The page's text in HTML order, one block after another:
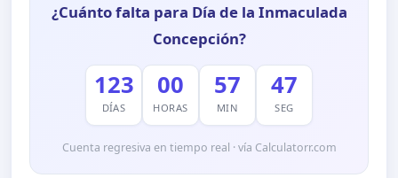
¿Cuánto falta para Día de la Inmaculada
Concepción?
123
DÍAS
00
HORAS
57
MIN
46
SEG
Cuenta regresiva en tiempo real · vía Calculatorr.com